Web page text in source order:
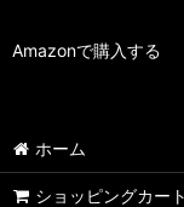
Amazonで購入する
ホーム
ショッピングカート